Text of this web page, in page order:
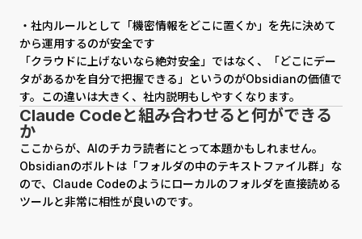
・社内ルールとして「機密情報をどこに置くか」を先に決めて
から運用するのが安全です
「クラウドに上げないなら絶対安全」ではなく、「どこにデー
タがあるかを自分で把握できる」というのがObsidianの価値で
す。この違いは大きく、社内説明もしやすくなります。
Claude Codeと組み合わせると何ができる
か
ここからが、AIのチカラ読者にとって本題かもしれません。
Obsidianのボルトは「フォルダの中のテキストファイル群」な
ので、Claude Codeのようにローカルのフォルダを直接読める
ツールと非常に相性が良いのです。